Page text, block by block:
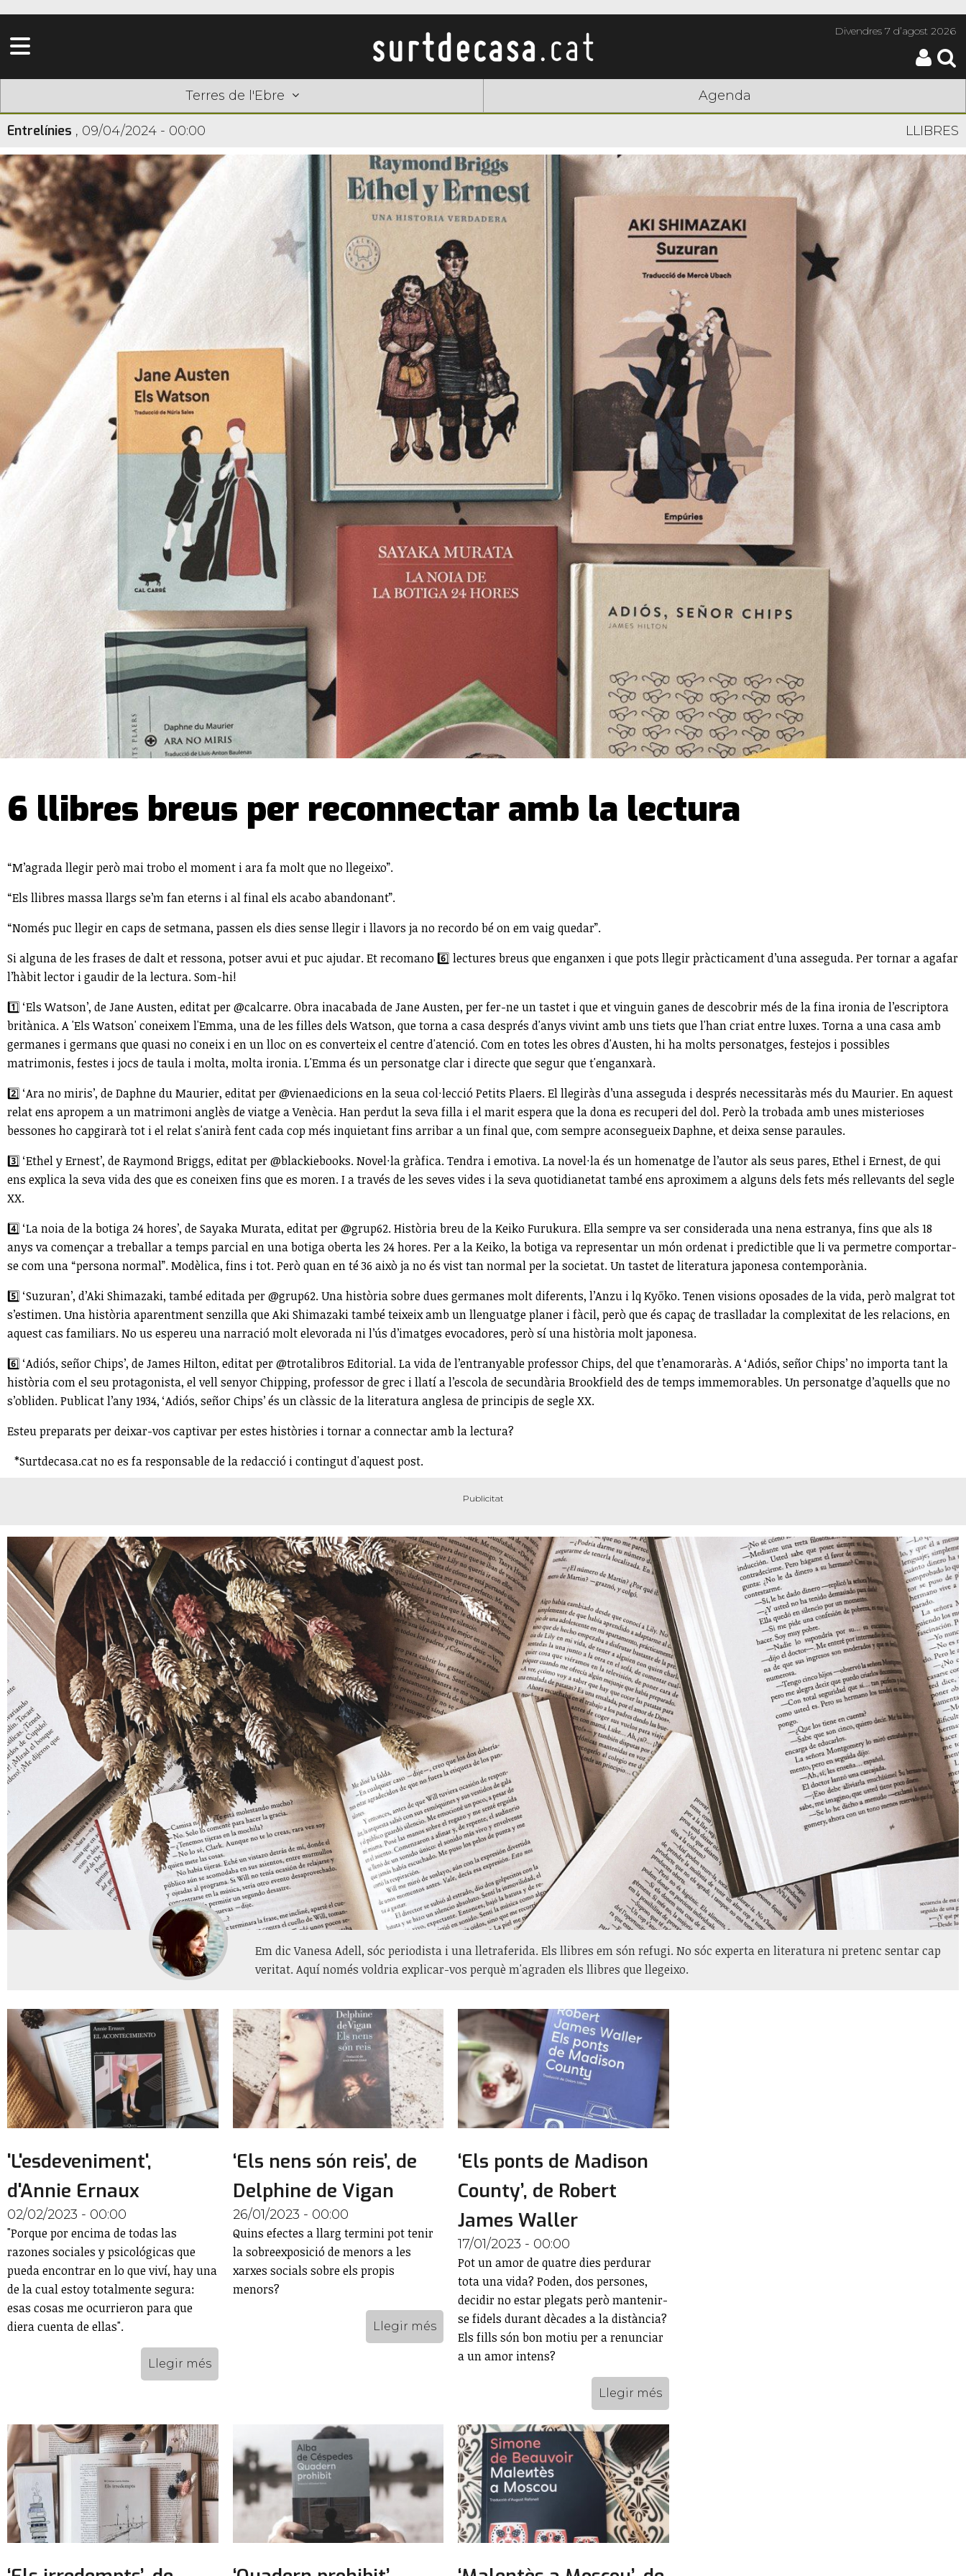
Divendres7 d’agost 2026
Terres de l'Ebre Agenda
Entrelínies , 09/04/2024 - 00:00 LLIBRES
6 llibres breus per reconnectar amb la lectura
“M’agrada llegir però mai trobo el moment i ara fa molt que no llegeixo”.
“Els llibres massa llargs se’m fan eterns i al final els acabo abandonant”.
“Només puc llegir en caps de setmana, passen els dies sense llegir i llavors ja no recordo bé on em vaig quedar”.
Si alguna de les frases de dalt et ressona, potser avui et puc ajudar. Et recomano 6️⃣ lectures breus que enganxen i que pots llegir pràcticament d’una asseguda. Per tornar a agafar
l’hàbit lector i gaudir de la lectura. Som-hi!
1️⃣ ‘Els Watson’, de Jane Austen, editat per @calcarre. Obra inacabada de Jane Austen, per fer-ne un tastet i que et vinguin ganes de descobrir més de la fina ironia de l’escriptora
britànica. A 'Els Watson' coneixem l'Emma, una de les filles dels Watson, que torna a casa després d'anys vivint amb uns tiets que l'han criat entre luxes. Torna a una casa amb
germanes i germans que quasi no coneix i en un lloc on es converteix el centre d'atenció. Com en totes les obres d'Austen, hi ha molts personatges, festejos i possibles
matrimonis, festes i jocs de taula i molta, molta ironia. L'Emma és un personatge clar i directe que segur que t'enganxarà.
2️⃣ ‘Ara no miris’, de Daphne du Maurier, editat per @vienaedicions en la seua col·lecció Petits Plaers. El llegiràs d’una asseguda i després necessitaràs més du Maurier. En aquest
relat ens apropem a un matrimoni anglès de viatge a Venècia. Han perdut la seva filla i el marit espera que la dona es recuperi del dol. Però la trobada amb unes misterioses
bessones ho capgirarà tot i el relat s'anirà fent cada cop més inquietant fins arribar a un final que, com sempre aconsegueix Daphne, et deixa sense paraules.
3️⃣ ‘Ethel y Ernest’, de Raymond Briggs, editat per @blackiebooks. Novel·la gràfica. Tendra i emotiva. La novel·la és un homenatge de l’autor als seus pares, Ethel i Ernest, de qui
ens explica la seva vida des que es coneixen fins que es moren. I a través de les seves vides i la seva quotidianetat també ens aproximem a alguns dels fets més rellevants del segle
XX.
4️⃣ ‘La noia de la botiga 24 hores’, de Sayaka Murata, editat per @grup62. Història breu de la Keiko Furukura. Ella sempre va ser considerada una nena estranya, fins que als 18
anys va començar a treballar a temps parcial en una botiga oberta les 24 hores. Per a la Keiko, la botiga va representar un món ordenat i predictible que li va permetre comportar-
se com una “persona normal”. Modèlica, fins i tot. Però quan en té 36 això ja no és vist tan normal per la societat. Un tastet de literatura japonesa contemporània.
5️⃣ ‘Suzuran’, d’Aki Shimazaki, també editada per @grup62. Una història sobre dues germanes molt diferents, l’Anzu i lq Kyōko. Tenen visions oposades de la vida, però malgrat tot
s’estimen. Una història aparentment senzilla que Aki Shimazaki també teixeix amb un llenguatge planer i fàcil, però que és capaç de traslladar la complexitat de les relacions, en
aquest cas familiars. No us espereu una narració molt elevorada ni l’ús d’imatges evocadores, però sí una història molt japonesa.
6️⃣ ‘Adiós, señor Chips’, de James Hilton, editat per @trotalibros Editorial. La vida de l’entranyable professor Chips, del que t’enamoraràs. A ‘Adiós, señor Chips’ no importa tant la
història com el seu protagonista, el vell senyor Chipping, professor de grec i llatí a l’escola de secundària Brookfield des de temps immemorables. Un personatge d’aquells que no
s’obliden. Publicat l’any 1934, ‘Adiós, señor Chips’ és un clàssic de la literatura anglesa de principis de segle XX.
Esteu preparats per deixar-vos captivar per estes històries i tornar a connectar amb la lectura?
*Surtdecasa.cat no es fa responsable de la redacció i contingut d'aquest post.
Em dic Vanesa Adell, sóc periodista i una lletraferida. Els llibres em són refugi. No sóc experta en literatura ni pretenc sentar cap
veritat. Aquí només voldria explicar-vos perquè m'agraden els llibres que llegeixo.
'L'esdeveniment',
d'Annie Ernaux
02/02/2023 - 00:00
"Porque por encima de todas las
razones sociales y psicológicas que
pueda encontrar en lo que viví, hay una
de la cual estoy totalmente segura:
esas cosas me ocurrieron para que
diera cuenta de ellas".
Llegir més
‘Els nens són reis’, de
Delphine de Vigan
26/01/2023 - 00:00
Quins efectes a llarg termini pot tenir
la sobreexposició de menors a les
xarxes socials sobre els propis
menors?
Llegir més
‘Els ponts de Madison
County’, de Robert
James Waller
17/01/2023 - 00:00
Pot un amor de quatre dies perdurar
tota una vida? Poden, dos persones,
decidir no estar plegats però mantenir-
se fidels durant dècades a la distància?
Els fills són bon motiu per a renunciar
a un amor intens?
Llegir més